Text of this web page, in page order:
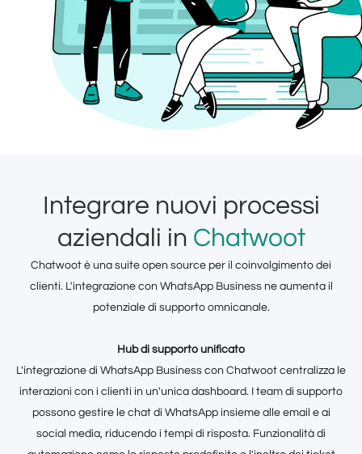
Integrare nuovi processi
aziendali in Chatwoot
Chatwoot è una suite open source per il coinvolgimento dei
clienti. L'integrazione con WhatsApp Business ne aumenta il
potenziale di supporto omnicanale.
Hub di supporto unificato
L'integrazione di WhatsApp Business con Chatwoot centralizza le
interazioni con i clienti in un'unica dashboard. I team di supporto
possono gestire le chat di WhatsApp insieme alle email e ai
social media, riducendo i tempi di risposta. Funzionalità di